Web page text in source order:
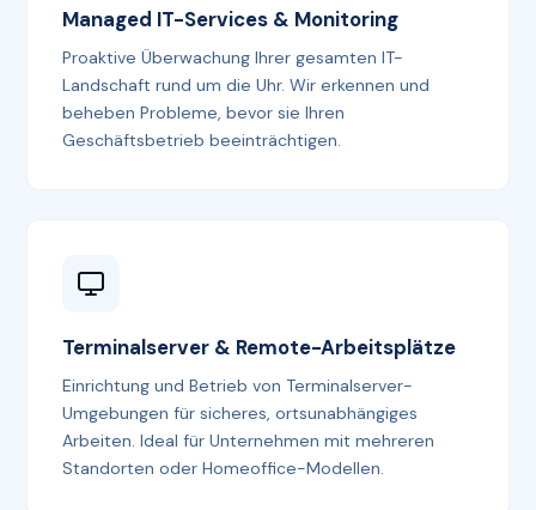
Managed IT-Services & Monitoring
Proaktive Überwachung Ihrer gesamten IT-
Landschaft rund um die Uhr. Wir erkennen und
beheben Probleme, bevor sie Ihren
Geschäftsbetrieb beeinträchtigen.
Terminalserver & Remote-Arbeitsplätze
Einrichtung und Betrieb von Terminalserver-
Umgebungen für sicheres, ortsunabhängiges
Arbeiten. Ideal für Unternehmen mit mehreren
Standorten oder Homeoffice-Modellen.